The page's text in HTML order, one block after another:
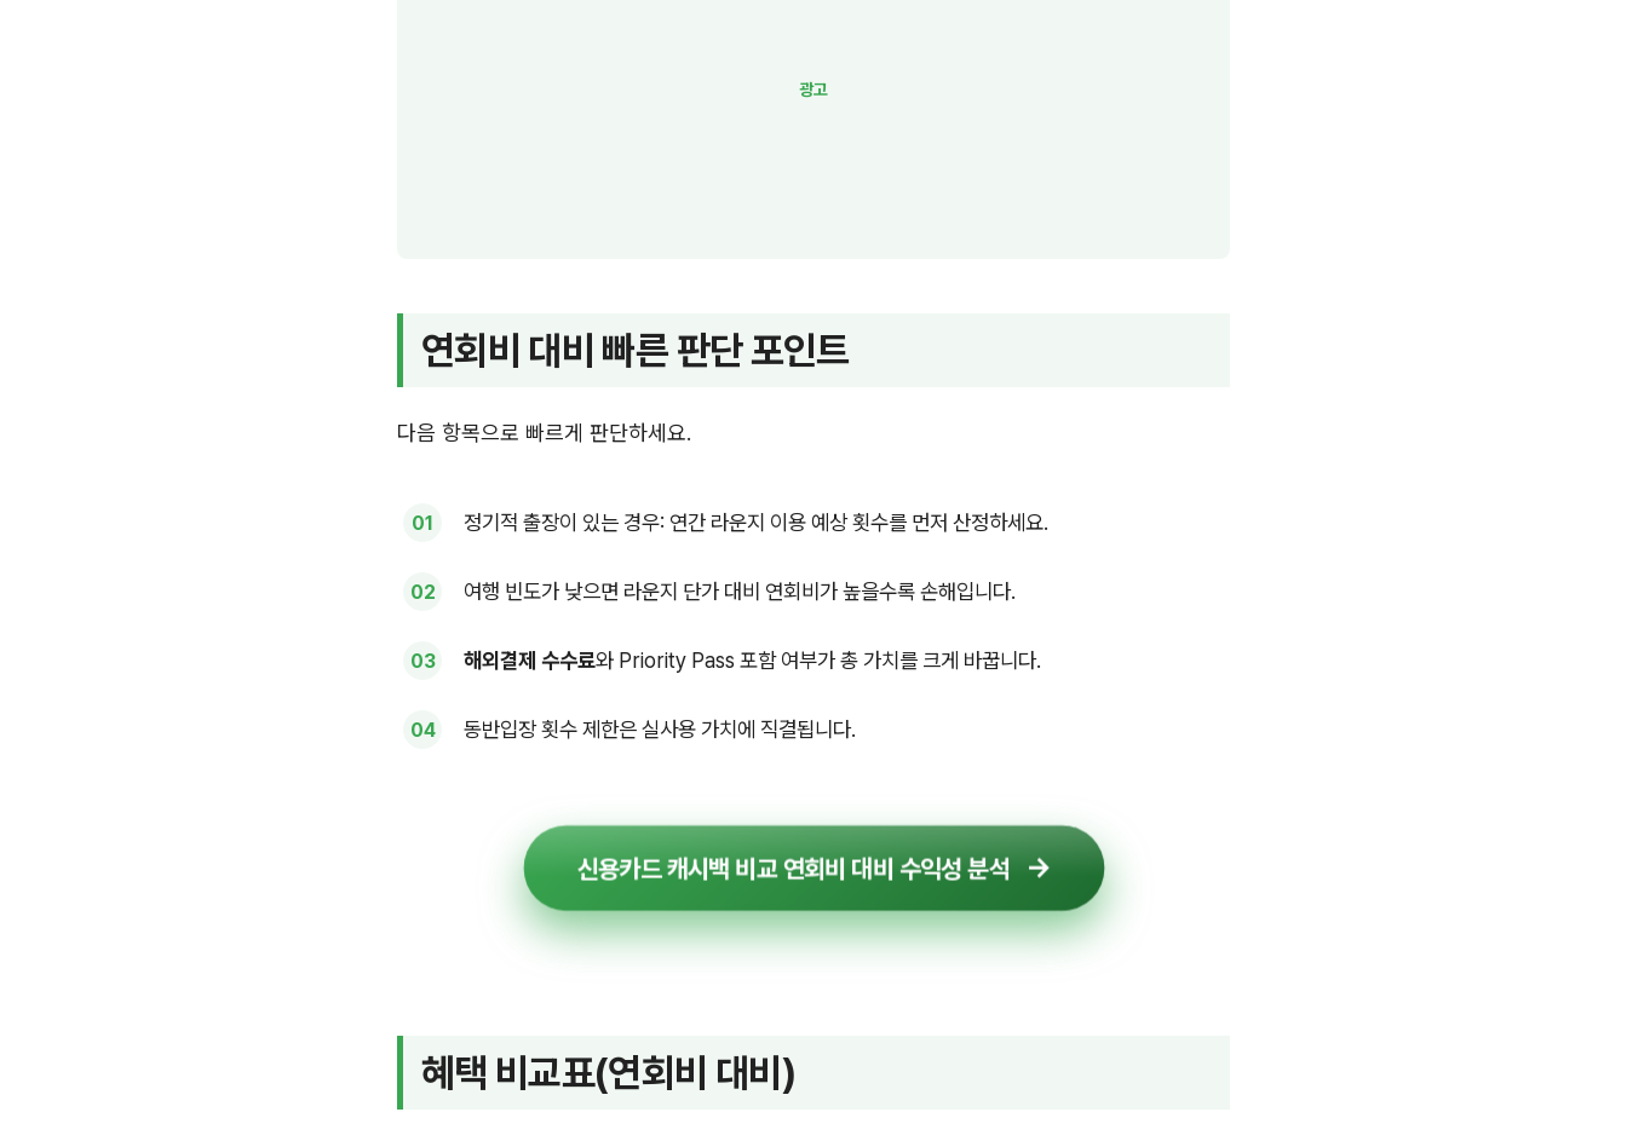
연회비 대비 빠른 판단 포인트
다음 항목으로 빠르게 판단하세요.
정기적 출장이 있는 경우: 연간 라운지 이용 예상 횟수를 먼저 산정하세요.
여행 빈도가 낮으면 라운지 단가 대비 연회비가 높을수록 손해입니다.
해외결제 수수료와 Priority Pass 포함 여부가 총 가치를 크게 바꿉니다.
동반입장 횟수 제한은 실사용 가치에 직결됩니다.
신용카드 캐시백 비교 연회비 대비 수익성 분석
혜택 비교표(연회비 대비)